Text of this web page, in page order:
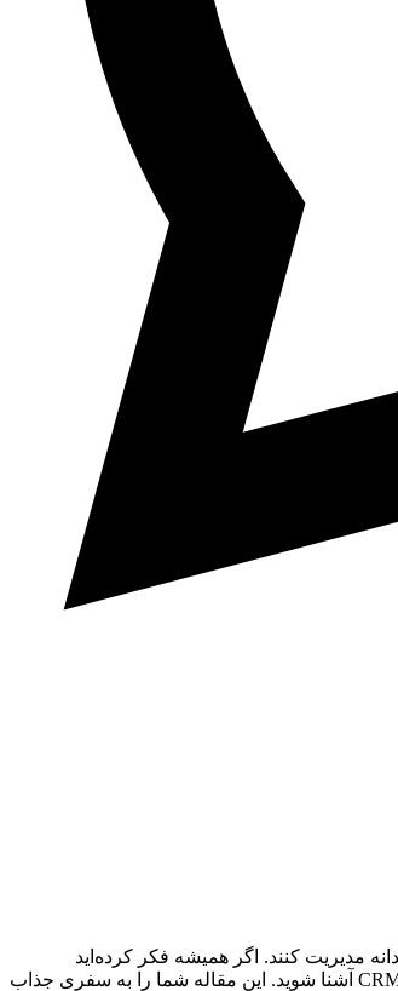
مدیریت کنند. اگر همیشه فکر کرده‌اید
یا همان CRM آشنا شوید. این مقاله شما را به سفری جذاب